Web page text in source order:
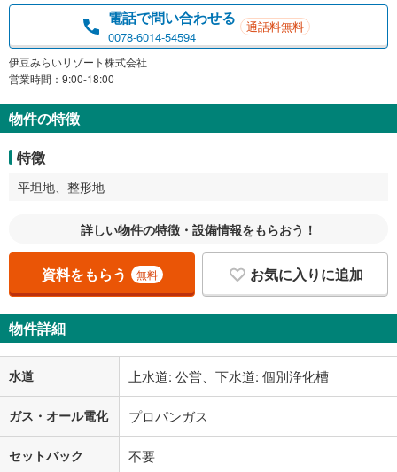
電話で問い合わせる
0078-6014-54594
通話料無料
伊豆みらいリゾート株式会社
営業時間：9:00-18:00
物件の特徴
特徴
平坦地、整形地
詳しい物件の特徴・設備情報をもらおう！
資料をもらう 無料 お気に入りに追加
物件詳細
水道 上水道: 公営、下水道: 個別浄化槽
ガス・オール電化 プロパンガス
セットバック 不要